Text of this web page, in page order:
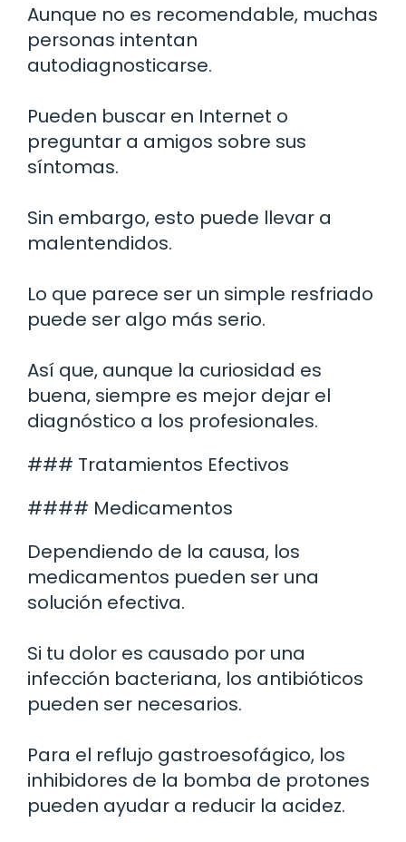
Aunque no es recomendable, muchas
personas intentan
autodiagnosticarse.
Pueden buscar en Internet o
preguntar a amigos sobre sus
síntomas.
Sin embargo, esto puede llevar a
malentendidos.
Lo que parece ser un simple resfriado
puede ser algo más serio.
Así que, aunque la curiosidad es
buena, siempre es mejor dejar el
diagnóstico a los profesionales.
### Tratamientos Efectivos
#### Medicamentos
Dependiendo de la causa, los
medicamentos pueden ser una
solución efectiva.
Si tu dolor es causado por una
infección bacteriana, los antibióticos
pueden ser necesarios.
Para el reflujo gastroesofágico, los
inhibidores de la bomba de protones
pueden ayudar a reducir la acidez.